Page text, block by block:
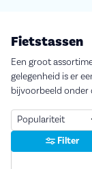
Fietstassen
Een groot
gelegenheid is er
bijvoorbeeld onder
Sorteren
Filter